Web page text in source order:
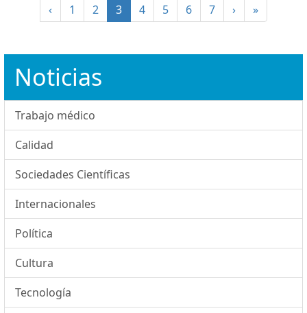
‹ 1 2 3(current)
4 5 6 7 › »
Noticias
Trabajo médico
Calidad
Sociedades Científicas
Internacionales
Política
Cultura
Tecnología